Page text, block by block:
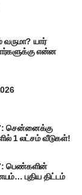
யார்
என்ன
சென்னைக்கு
1 லட்சம் வீடுகள்!
பெண்களின்
புதிய திட்டம்